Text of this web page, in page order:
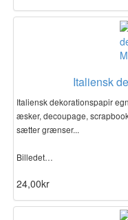
Italiensk
Italiensk dekorationspapir
æsker, decoupage,
sætter grænser...
Billedet…
24,00kr